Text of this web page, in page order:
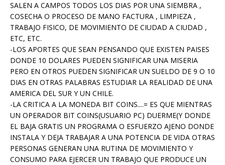
SALEN A CAMPOS TODOS LOS DIAS POR UNA SIEMBRA ,
COSECHA O PROCESO DE MANO FACTURA , LIMPIEZA ,
TRABAJO FISICO, DE MOVIMIENTO DE CIUDAD A CIUDAD ,
ETC, ETC.
-LOS APORTES QUE SEAN PENSANDO QUE EXISTEN PAISES
DONDE 10 DOLARES PUEDEN SIGNIFICAR UNA MISERIA
PERO EN OTROS PUEDEN SIGNIFICAR UN SUELDO DE 9 O 10
DIAS EN OTRAS PALABRAS ESTUDIAR LA REALIDAD DE UNA
AMERICA DEL SUR Y UN CHILE.
-LA CRITICA A LA MONEDA BIT COINS....= ES QUE MIENTRAS
UN OPERADOR BIT COINS(USUARIO PC) DUERME(Y DONDE
EL BAJA GRATIS UN PROGRAMA O ESFUERZO AJENO DONDE
INSTALA Y DEJA TRABAJAR A UNA POTENCIA DE VIDA OTRAS
PERSONAS GENERAN UNA RUTINA DE MOVIMIENTO Y
CONSUMO PARA EJERCER UN TRABAJO QUE PRODUCE UN